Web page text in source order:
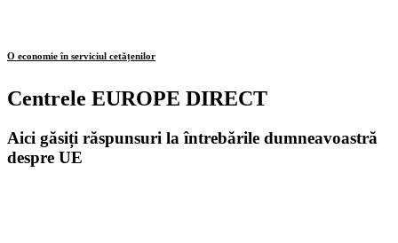
Centrele EUROPE DIRECT
Aici găsiți răspunsuri la întrebările dumneavoastră
despre UE
O economie în serviciul cetățenilor